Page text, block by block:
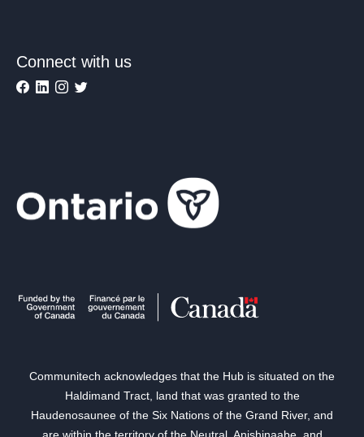
Connect with us
Communitech acknowledges that the Hub is situated on the
Haldimand Tract, land that was granted to the
Haudenosaunee of the Six Nations of the Grand River, and